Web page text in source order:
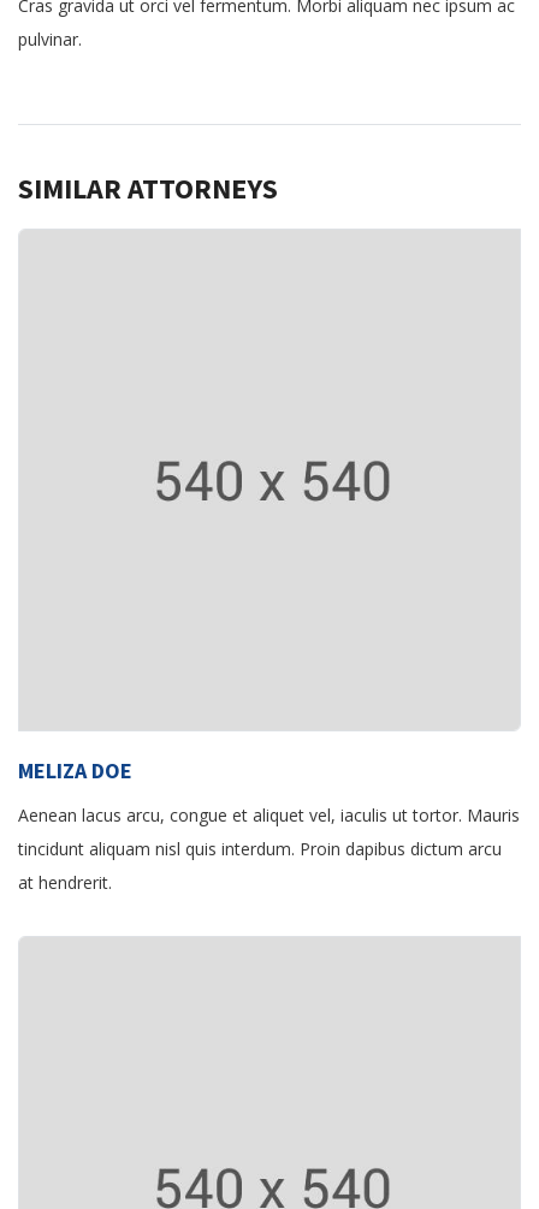
Cras gravida ut orci vel fermentum. Morbi aliquam nec ipsum ac
pulvinar.
SIMILAR ATTORNEYS
MELIZA DOE
Aenean lacus arcu, congue et aliquet vel, iaculis ut tortor. Mauris
tincidunt aliquam nisl quis interdum. Proin dapibus dictum arcu
at hendrerit.